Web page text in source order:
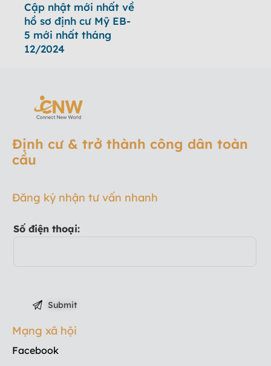
Cập nhật mới nhất về
hồ sơ định cư Mỹ EB-
5 mới nhất tháng
12/2024
Định cư & trở thành công dân toàn
cầu
Đăng ký nhận tư vấn nhanh
Số điện thoại:
Mạng xã hội
Facebook